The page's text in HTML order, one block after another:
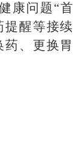
康问题“首
提醒等接续
、更换胃